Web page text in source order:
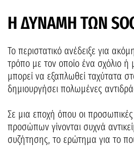
Η ΔΥΝΑΜΗ ΤΩΝ
Το περιστατικό ανέδειξε για
τρόπο με τον οποίο ένα σχόλιο ή
μπορεί να εξαπλωθεί ταχύτατα
δημιουργήσει πολωμένες
Σε μια εποχή όπου οι
προσώπων γίνονται συχνά
συζήτησης, το ερώτημα για το